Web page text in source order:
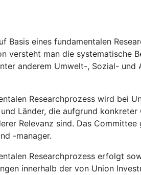
Basis eines fundamentalen
versteht man die
anderem Umwelt-, Sozial-
Researchprozess wird bei
Länder, die aufgrund
Relevanz sind. Das
-manager.
Researchprozess erfolgt
innerhalb der von Union